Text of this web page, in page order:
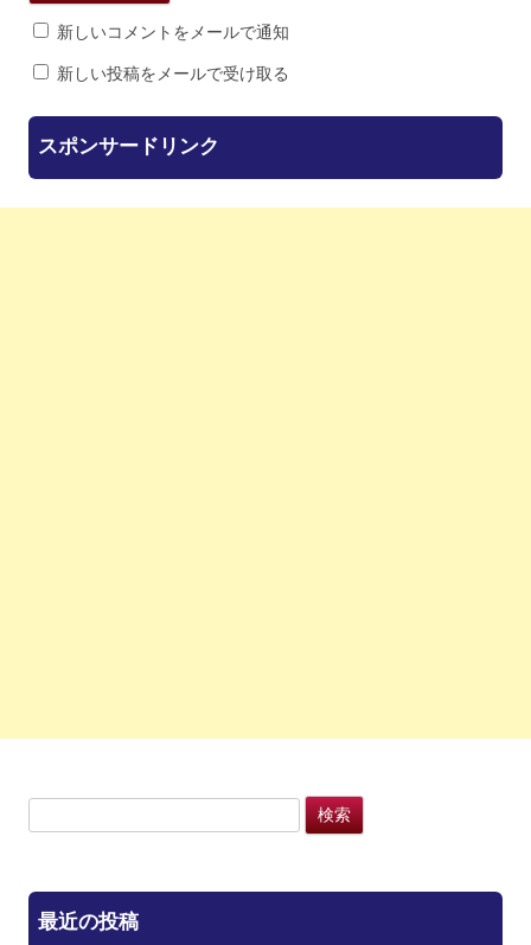
新しいコメントをメールで通知
新しい投稿をメールで受け取る
スポンサードリンク
索:
最近の投稿